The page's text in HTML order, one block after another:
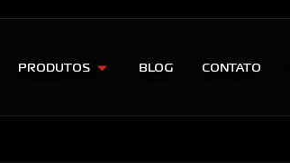
PRODUTOS BLOG CONTATO